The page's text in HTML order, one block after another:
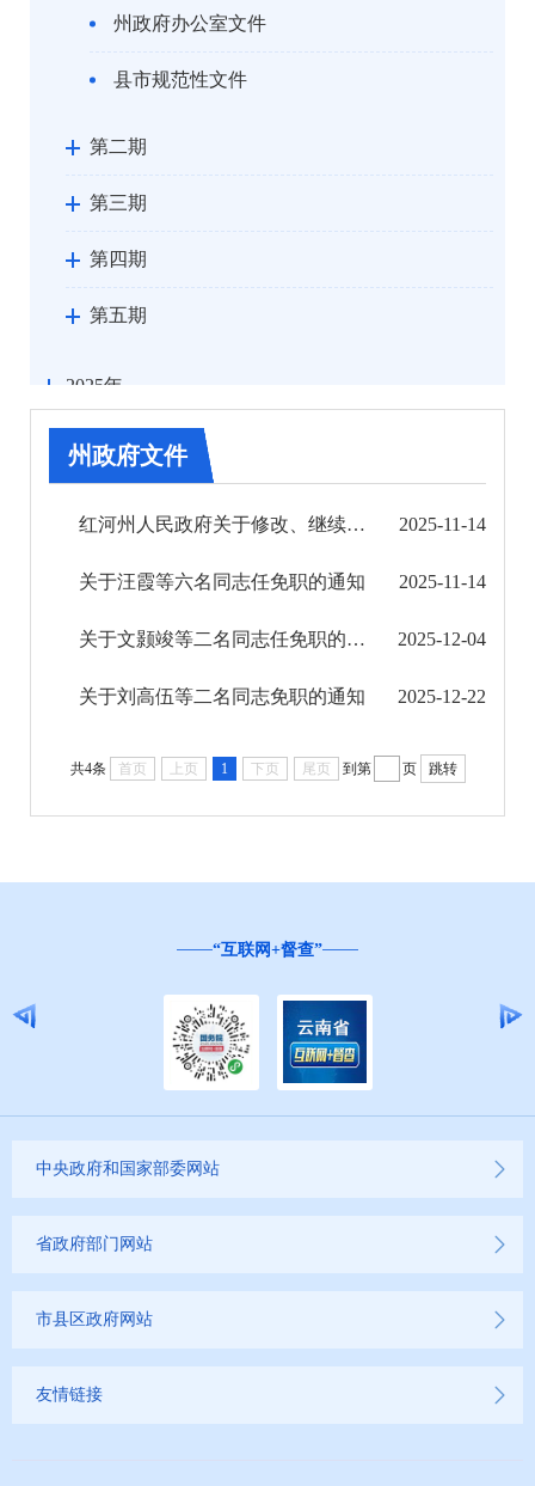
州政府办公室文件
县市规范性文件
第二期
第三期
第四期
第五期
2025年
2024年
2023年
2022年
2021年
2020年
2019年
州政府文件
红河州人民政府关于修改、继续执行、废止部分行政规范性文件的决定 2025-11-14
关于汪霞等六名同志任免职的通知 2025-11-14
关于文颢竣等二名同志任免职的通知 2025-12-04
关于刘高伍等二名同志免职的通知 2025-12-22
共4条 首页 上页 1 下页 尾页 到第 页 跳转
“互联网+督查”
中央政府和国家部委网站
省政府部门网站
市县区政府网站
友情链接